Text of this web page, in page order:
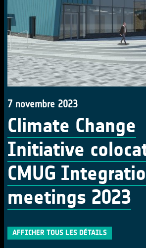
7 novembre 2023
Climate Change
Initiative
CMUG
meetings 2023
AFFICHER TOUS LES DÉTAILS